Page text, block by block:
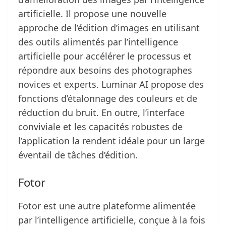
artificielle. Il propose une nouvelle
approche de l’édition d’images en utilisant
des outils alimentés par l’intelligence
artificielle pour accélérer le processus et
répondre aux besoins des photographes
novices et experts. Luminar AI propose des
fonctions d’étalonnage des couleurs et de
réduction du bruit. En outre, l’interface
conviviale et les capacités robustes de
l’application la rendent idéale pour un large
éventail de tâches d’édition.
Fotor
Fotor est une autre plateforme alimentée
par l’intelligence artificielle, conçue à la fois